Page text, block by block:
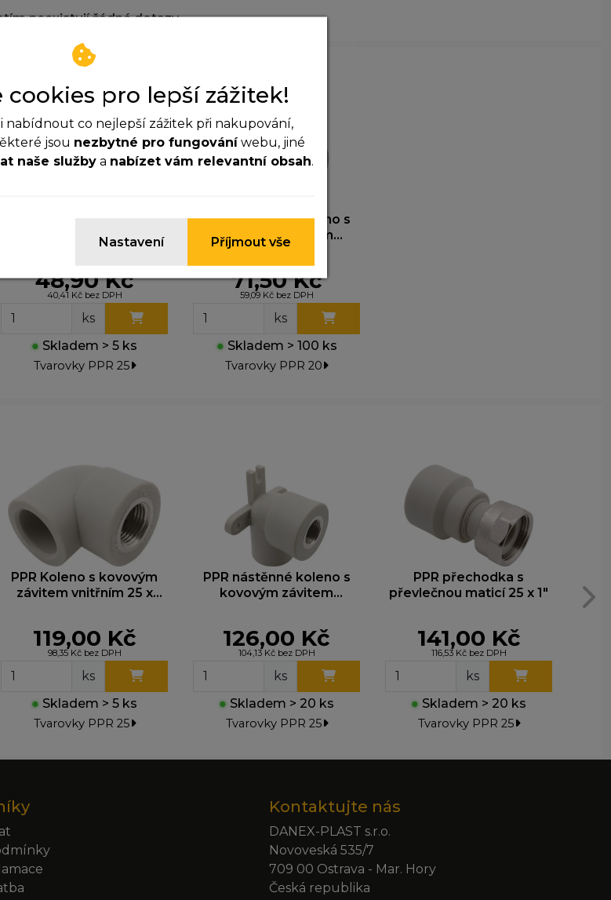
neexistují žádné dotazy.
48,90 Kč
40,41 Kč bez DPH
ks
● Skladem > 5 ks
Tvarovky PPR 25
PPR nástěnné koleno s
kovovým závitem
vnitřním 20x1/2˝ 219020
71,50 Kč
59,09 Kč bez DPH
ks
● Skladem > 100 ks
Tvarovky PPR 20
PPR Koleno s kovovým
závitem vnitřním 25 x
119,00 Kč
98,35 Kč bez DPH
ks
● Skladem > 5 ks
Tvarovky PPR 25
PPR nástěnné koleno s
kovovým závitem
126,00 Kč
104,13 Kč bez DPH
ks
● Skladem > 20 ks
Tvarovky PPR 25
PPR přechodka s
převlečnou maticí 25 x 1"
141,00 Kč
116,53 Kč bez DPH
ks
● Skladem > 20 ks
Tvarovky PPR 25
Kontaktujte nás
DANEX-PLAST s.r.o.
Novoveská 535/7
709 00 Ostrava - Mar. Hory
Česká republika
cookies pro lepší zážitek!
nabídnout co nejlepší zážitek při nakupování,
jsou nezbytné pro fungováníwebu, jiné
naše služby a nabízet vám relevantní obsah.
důležité pro správné fungování webu a nelze je
návštěvnost a zlepšovat web. Díky nim
a co ne, takže vám můžeme nabídnout lepší
naši reklamní partneři, aby vám mohli
Nastavení Příjmout vše